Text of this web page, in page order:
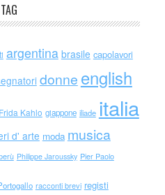
TAG
argentina brasile capolavori
donne english
Frida Kahlo giappone iliade italia
d' arte moda musica
Philippe Jaroussky Pier Paolo
racconti brevi registi